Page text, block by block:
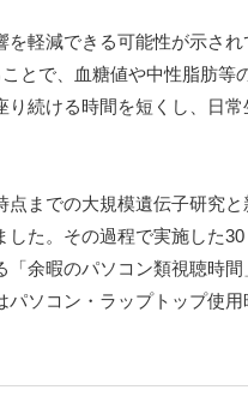
を軽減できる可能性が示され
とで、血糖値や中性脂肪等
り続ける時間を短くし、日常
点までの大規模遺伝子研究と
した。その過程で実施した30
「余暇のパソコン類視聴時間
ソコン・ラップトップ使用